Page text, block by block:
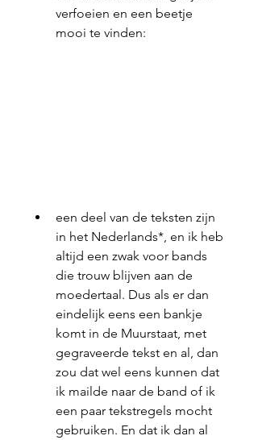
verfoeien en een beetje
mooi te vinden:
een deel van de teksten zijn
in het Nederlands*, en ik heb
altijd een zwak voor bands
die trouw blijven aan de
moedertaal. Dus als er dan
eindelijk eens een bankje
komt in de Muurstaat, met
gegraveerde tekst en al, dan
zou dat wel eens kunnen dat
ik mailde naar de band of ik
een paar tekstregels mocht
gebruiken. En dat ik dan al